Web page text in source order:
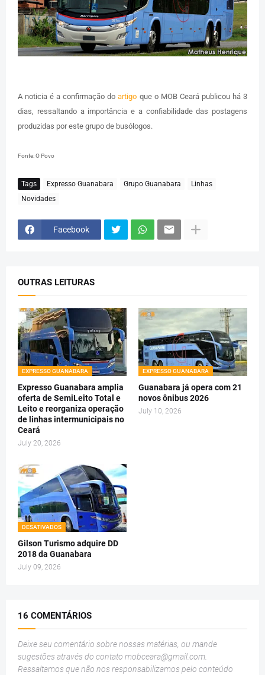
A noticia é a confirmação doartigo que o MOB Ceará publicou há 3
dias, ressaltando a importância e a confiabilidade das postagens
produzidas por este grupo de busólogos.
Fonte: O Povo
Tags Expresso Guanabara Grupo Guanabara
Linhas
Novidades
Facebook
OUTRAS LEITURAS
EXPRESSO GUANABARA
Expresso Guanabara amplia
oferta de SemiLeito Total e
Leito e reorganiza operação
de linhas intermunicipais no
Ceará
July 20, 2026
EXPRESSO GUANABARA
Guanabara já opera com 21
novos ônibus 2026
July 10, 2026
DESATIVADOS
Gilson Turismo adquire DD
2018 da Guanabara
July 09, 2026
16 COMENTÁRIOS
Deixe seu comentário sobre nossas matérias, ou mande
sugestões através do contato mobceara@gmail.com.
Ressaltamos que não nos responsabilizamos pelo conteúdo